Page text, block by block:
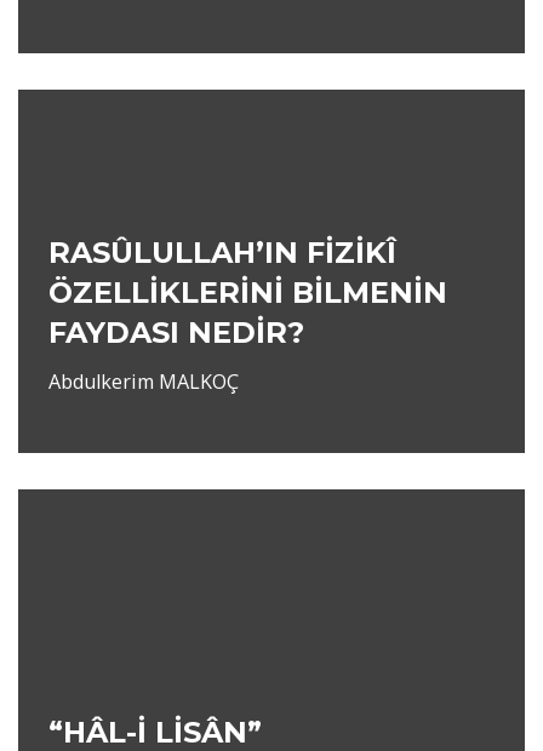
RASÛLULLAH’IN FİZİKÎ
ÖZELLİKLERİNİ BİLMENİN
FAYDASI NEDİR?
Abdulkerim MALKOÇ
“HÂL-İ LİSÂN”